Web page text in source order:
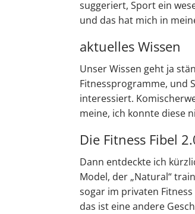
suggeriert, Sport ein
und das hat mich in
aktuelles Wissen
Unser Wissen geht ja
Fitnessprogramme, und
interessiert.
meine, ich konnte diese
Die Fitness Fibel
Dann entdeckte ich
Model, der „Natural“
sogar im privaten
das ist eine andere